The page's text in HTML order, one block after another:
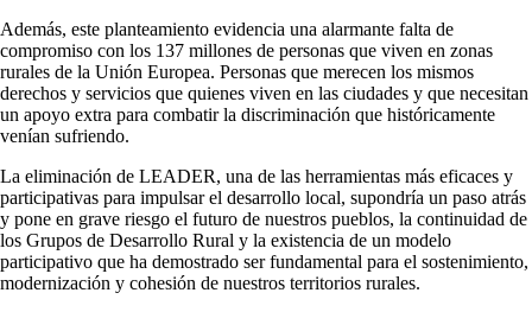
Además, este planteamiento evidencia una alarmante falta de
compromiso con los 137 millones de personas que viven en zonas
rurales de la Unión Europea. Personas que merecen los mismos
derechos y servicios que quienes viven en las ciudades y que necesitan
un apoyo extra para combatir la discriminación que históricamente
venían sufriendo.
La eliminación de LEADER, una de las herramientas más eficaces y
participativas para impulsar el desarrollo local, supondría un paso atrás
y pone en grave riesgo el futuro de nuestros pueblos, la continuidad de
los Grupos de Desarrollo Rural y la existencia de un modelo
participativo que ha demostrado ser fundamental para el sostenimiento,
modernización y cohesión de nuestros territorios rurales.